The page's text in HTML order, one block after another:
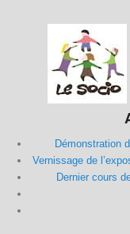
Démonstration
Vernissage de
Dernier cours